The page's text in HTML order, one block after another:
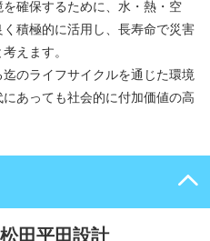
確保するために、水・熱・空
積極的に活用し、長寿命で災害
えます。
のライフサイクルを通じた環境
あっても社会的に付加価値の高
田平田設計